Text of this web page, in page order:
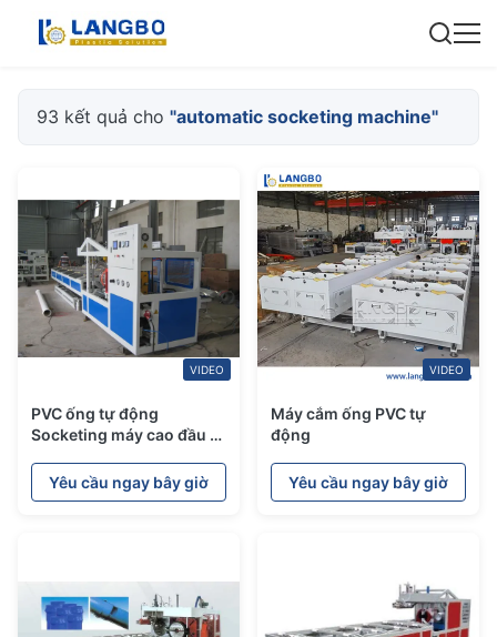
93 kết quả cho "automatic socketing machine"
VIDEO
PVC ống tự động
Socketing máy cao đầu ra
Yêu cầu ngay bây giờ
VIDEO
Máy cắm ống PVC tự
động
Yêu cầu ngay bây giờ